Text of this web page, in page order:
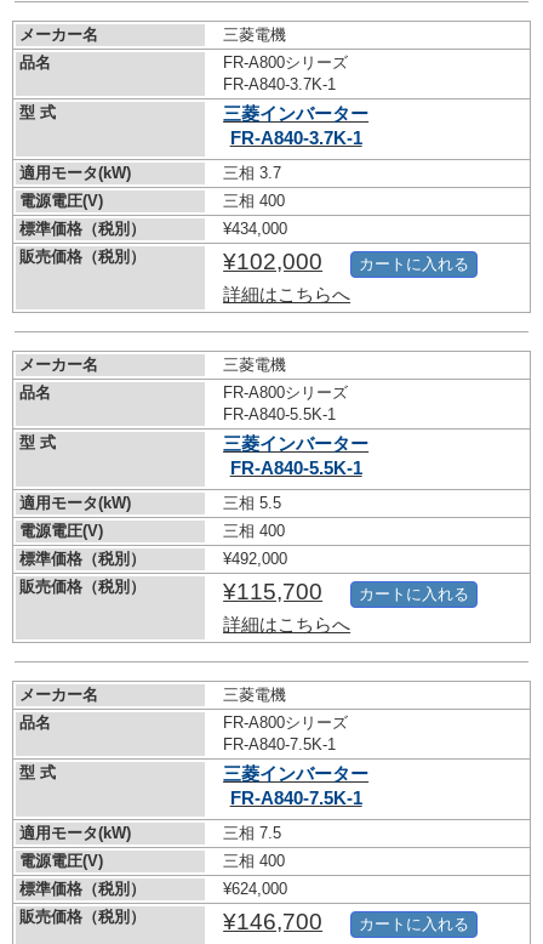
メーカー名
三菱電機
品名
FR-A800シリーズ
FR-A840-3.7K-1
型 式
三菱インバーター
FR-A840-3.7K-1
適用モータ(kW)
三相 3.7
電源電圧(V)
三相 400
標準価格（税別）
¥434,000
販売価格（税別）
¥102,000
詳細はこちらへ
カートに入れる
メーカー名
三菱電機
品名
FR-A800シリーズ
FR-A840-5.5K-1
型 式
三菱インバーター
FR-A840-5.5K-1
適用モータ(kW)
三相 5.5
電源電圧(V)
三相 400
標準価格（税別）
¥492,000
販売価格（税別）
¥115,700
詳細はこちらへ
カートに入れる
メーカー名
三菱電機
品名
FR-A800シリーズ
FR-A840-7.5K-1
型 式
三菱インバーター
FR-A840-7.5K-1
適用モータ(kW)
三相 7.5
電源電圧(V)
三相 400
標準価格（税別）
¥624,000
販売価格（税別）
¥146,700 カートに入れる